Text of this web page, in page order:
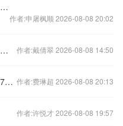
英超球队托特纳姆热刺女足宣布中国球员王霜加盟
作者:申屠枫顺 2026-08-08 20:02
中方在联大严正回应有关国家涉南海问题错误言论 作者:戴倩翠 2026-08-08 14:50
中超浙江队与泰国武里南赛后冲突，7人被禁赛48场 作者:费琳超 2026-08-08 20:13
作者:许悦才 2026-08-08 19:57